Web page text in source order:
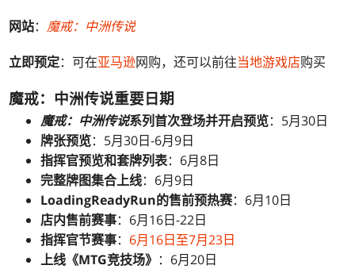
网站： 魔戒：中洲传说
立即预定：可在亚马逊网购，还可以前往当地游戏店购买
魔戒：中洲传说重要日期
魔戒：中洲传说系列首次登场并开启预览：5月30日
牌张预览：5月30日-6月9日
指挥官预览和套牌列表：6月8日
完整牌图集合上线：6月9日
LoadingReadyRun的售前预热赛：6月10日
店内售前赛事：6月16日-22日
指挥官节赛事： 6月16日至7月23日
上线《MTG竞技场》 ：6月20日